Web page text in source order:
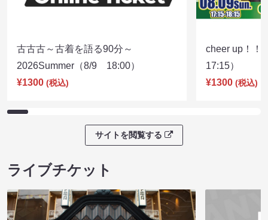
古古古～古着を語る90分～
2026Summer（8/9 18:00）
¥1300 (税込)
cheer up！
17:15）
¥1300 (税込)
サイトを閲覧する
ライブチケット